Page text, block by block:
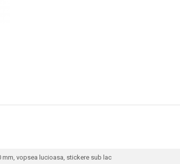
vopsea lucioasa, stickere sub lac